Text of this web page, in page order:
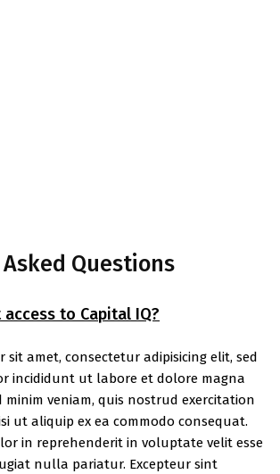
Questions
to Capital IQ?
sit amet, consectetur adipisicing elit, sed
incididunt ut labore et dolore magna
minim veniam, quis nostrud exercitation
ut aliquip ex ea commodo consequat.
in reprehenderit in voluptate velit esse
nulla pariatur. Excepteur sint